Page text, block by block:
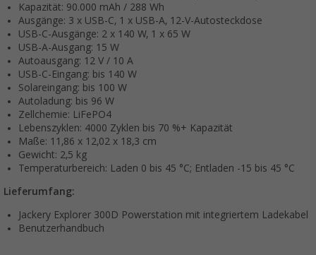
Kapazität: 90.000 mAh / 288 Wh
Ausgänge: 3 x USB-C, 1 x USB-A, 12-V-Autosteckdose
USB-C-Ausgänge: 2 x 140 W, 1 x 65 W
USB-A-Ausgang: 15 W
Autoausgang: 12 V / 10 A
USB-C-Eingang: bis 140 W
Solareingang: bis 100 W
Autoladung: bis 96 W
Zellchemie: LiFePO4
Lebenszyklen: 4000 Zyklen bis 70 %+ Kapazität
Maße: 11,86 x 12,02 x 18,3 cm
Gewicht: 2,5 kg
Temperaturbereich: Laden 0 bis 45 °C; Entladen -15 bis 45 °C
Lieferumfang:
Jackery Explorer 300D Powerstation mit integriertem Ladekabel
Benutzerhandbuch